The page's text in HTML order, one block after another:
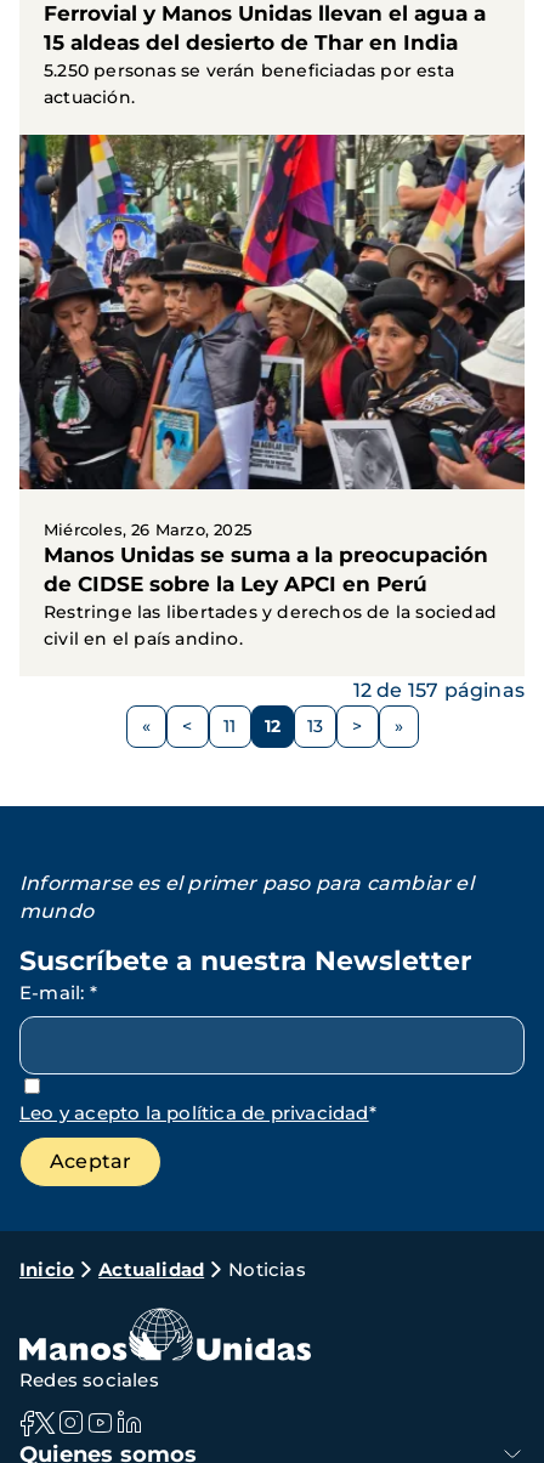
Ferrovial y Manos Unidas llevan el agua a
15 aldeas del desierto de Thar en India
5.250 personas se verán beneficiadas por esta
actuación.
Miércoles, 26 Marzo, 2025
Manos Unidas se suma a la preocupación
de CIDSE sobre la Ley APCI en Perú
Restringe las libertades y derechos de la sociedad
civil en el país andino.
Paginación
Página
< Página
11 Página
12 Página
13
Siguiente
>
12 de 157 páginas
Informarse es el primer paso para cambiar el
mundo
Suscríbete a nuestra Newsletter
E-mail: *
Leo y acepto la política de privacidad*
Ruta
navegación
Inicio Actualidad Noticias
Navegación
Quienes somos
Redes sociales